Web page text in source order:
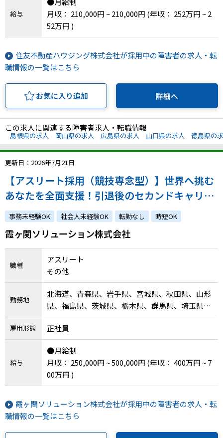
給与
月収： 210,000円 ~ 210,000円 (年収： 252万円 ~ 2
52万円 )
住友不動産ハウジング株式会社が採用中の障害者の求人・転
職情報の一覧はこちら
お気に入り追加 詳細へ
この求人に関連する障害者求人・転職情報
島根県の求人 岡山県の求人 広島県の求人 山口県の求人 徳島県の
更新日：2026年7月21日
【アスリート採用（競技専念型）】世界へ挑む
あなたを全面支援！引退後のセカンドキャリア
もご用意します！
事務未経験OK 社会人未経験OK 転勤なし 時短OK
霞ヶ関ソリューション株式会社
職種
アスリート
その他
勤務地
北海道、青森県、岩手県、宮城県、秋田県、山形
県、福島県、茨城県、栃木県、群馬県、埼玉県、
千葉県、東京都、神奈川県、新潟県、富山県、石
川県、福井県、山梨県、長野県、岐阜県、静岡
県、愛知県、三重県、滋賀県、京都府、大阪府、
兵庫県、奈良県、和歌山県、鳥取県、島根県、岡
山県、広島県、山口県、徳島県、香川県、愛媛
県、高知県、福岡県、佐賀県、長崎県、熊本県、
大分県、宮崎県、鹿児島県、沖縄県
雇用形態 正社員
給与
●月給制
月収： 250,000円 ~ 500,000円 (年収： 400万円 ~ 7
00万円 )
霞ヶ関ソリューション株式会社が採用中の障害者の求人・転
職情報の一覧はこちら